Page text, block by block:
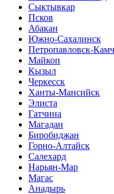
Сыктывкар
Псков
Абакан
Южно-Сахалинск
Петропавловск-
Майкоп
Кызыл
Черкесск
Ханты-Мансийск
Элиста
Гатчина
Магадан
Биробиджан
Горно-Алтайск
Салехард
Нарьян-Мар
Магас
Анадырь